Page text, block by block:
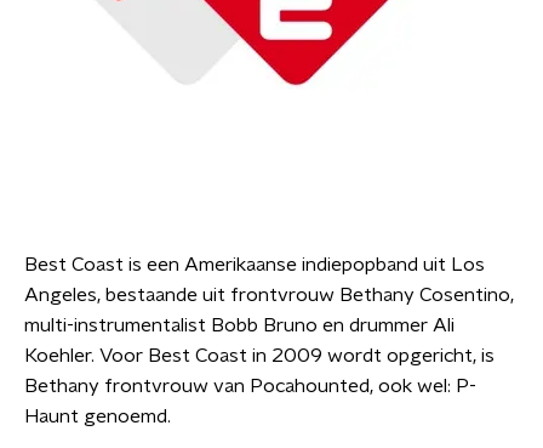
Best Coast is een Amerikaanse indiepopband uit Los
Angeles, bestaande uit frontvrouw Bethany Cosentino,
multi-instrumentalist Bobb Bruno en drummer Ali
Koehler. Voor Best Coast in 2009 wordt opgericht, is
Bethany frontvrouw van Pocahounted, ook wel: P-
Haunt genoemd.